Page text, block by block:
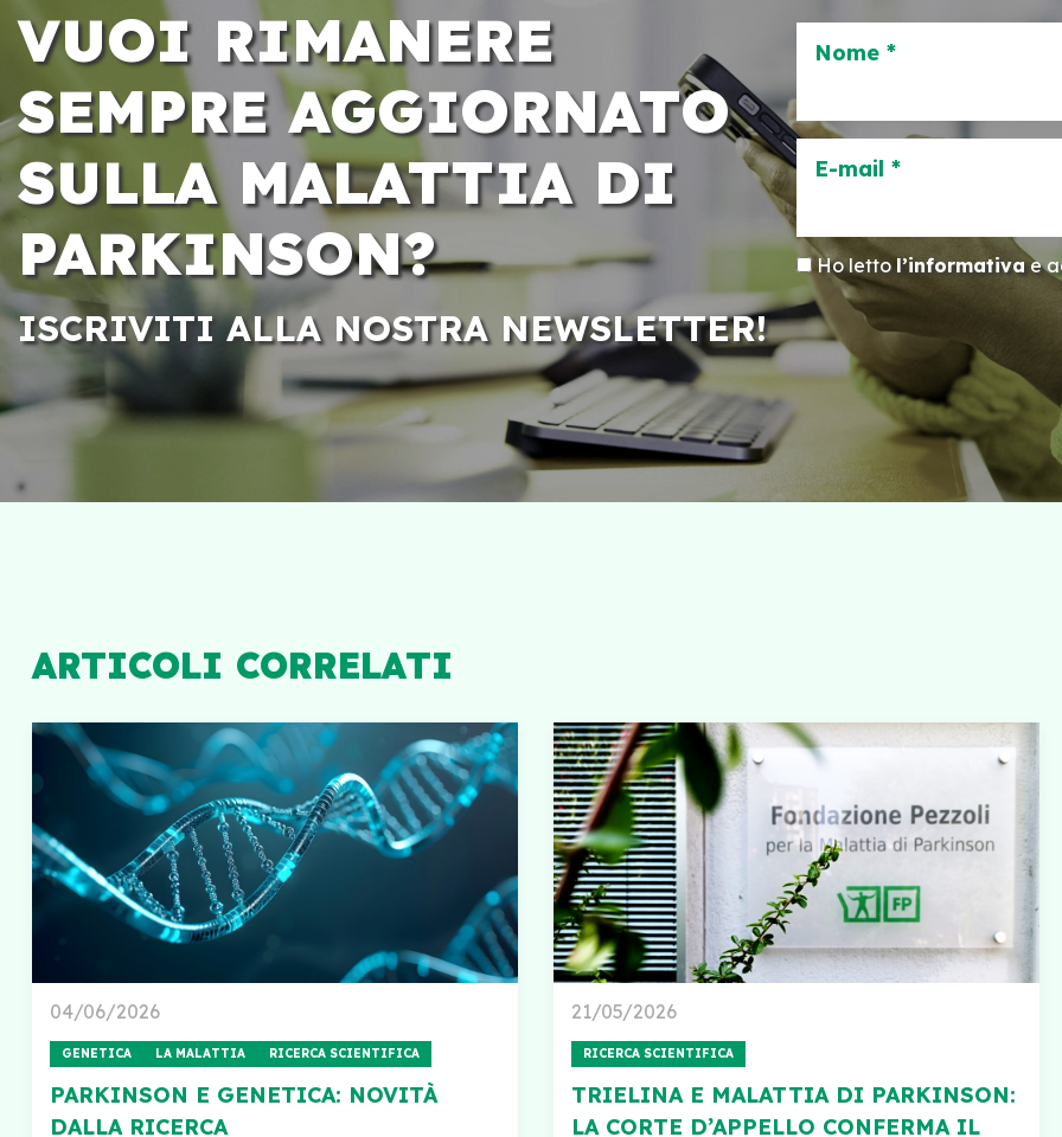
VUOI RIMANERE
SEMPRE AGGIORNATO
SULLA MALATTIA DI
PARKINSON?
ISCRIVITI ALLA NOSTRA NEWSLETTER!
Nome *
E-mail *
Ho letto l’informativae
ARTICOLI CORRELATI
04/06/2026
GENETICA LA MALATTIA RICERCA SCIENTIFICA
PARKINSON E GENETICA: NOVITÀ
DALLA RICERCA
21/05/2026
RICERCA SCIENTIFICA
TRIELINA E MALATTIA DI PARKINSON:
LA CORTE D’APPELLO CONFERMA IL